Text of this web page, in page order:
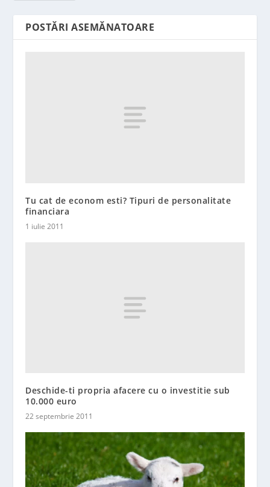
POSTĂRI ASEMĂNATOARE
Tu cat de econom esti? Tipuri de personalitate
financiara
1 iulie 2011
Deschide-ti propria afacere cu o investitie sub
10.000 euro
22 septembrie 2011